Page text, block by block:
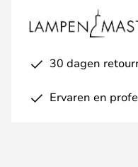
30 dagen
Ervaren en